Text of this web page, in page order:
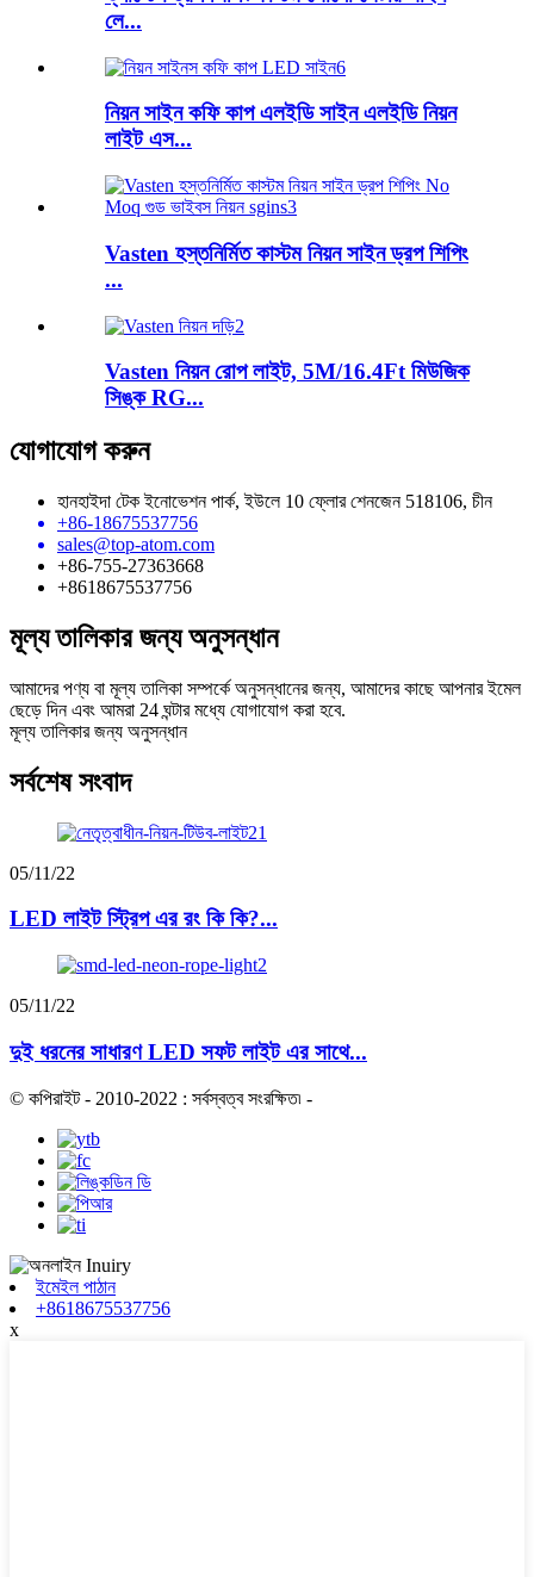
লে...
নিয়ন সাইন কফি কাপ এলইডি সাইন এলইডি নিয়ন
লাইট এস...
Vasten হস্তনির্মিত কাস্টম নিয়ন সাইন ড্রপ শিপিং
...
Vasten নিয়ন রোপ লাইট, 5M/16.4Ft মিউজিক
সিঙ্ক RG...
যোগাযোগ করুন
হানহাইদা টেক ইনোভেশন পার্ক, ইউলে 10 ফ্লোর শেনজেন 518106, চীন
+86-18675537756
sales@top-atom.com
+86-755-27363668
+8618675537756
মূল্য তালিকার জন্য অনুসন্ধান
আমাদের পণ্য বা মূল্য তালিকা সম্পর্কে অনুসন্ধানের জন্য, আমাদের কাছে আপনার ইমেল
ছেড়ে দিন এবং আমরা 24 ঘন্টার মধ্যে যোগাযোগ করা হবে.
মূল্য তালিকার জন্য অনুসন্ধান
সর্বশেষ সংবাদ
05/11/22
LED লাইট স্ট্রিপ এর রং কি কি?...
05/11/22
দুই ধরনের সাধারণ LED সফট লাইট এর সাথে...
© কপিরাইট - 2010-2022 : সর্বস্বত্ব সংরক্ষিত৷ -
ইমেইল পাঠান
+8618675537756
x